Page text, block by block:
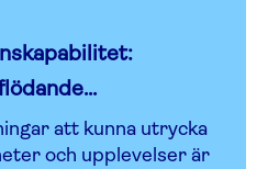
att kunna utrycka
och upplevelser är